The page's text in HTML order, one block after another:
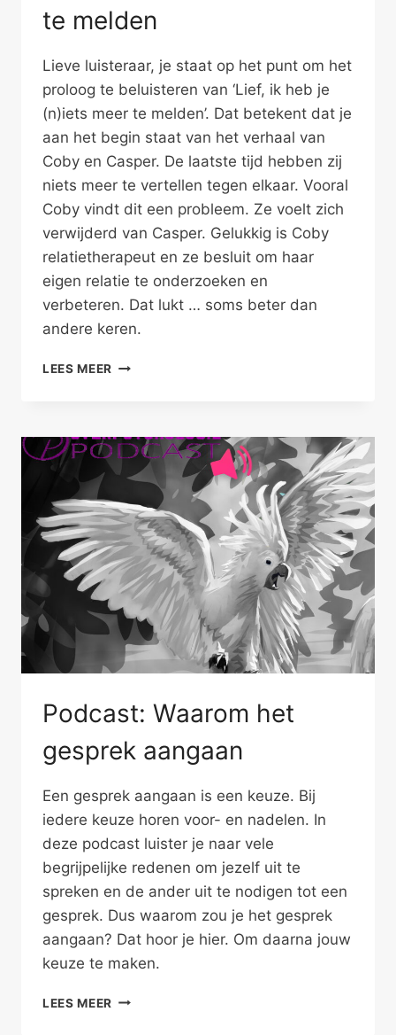
te melden
Lieve luisteraar, je staat op het punt om het
proloog te beluisteren van ‘Lief, ik heb je
(n)iets meer te melden’. Dat betekent dat je
aan het begin staat van het verhaal van
Coby en Casper. De laatste tijd hebben zij
niets meer te vertellen tegen elkaar. Vooral
Coby vindt dit een probleem. Ze voelt zich
verwijderd van Casper. Gelukkig is Coby
relatietherapeut en ze besluit om haar
eigen relatie te onderzoeken en
verbeteren. Dat lukt … soms beter dan
andere keren.
LEES MEER LIEF,
(N)IETS
MEER
TE
MELDEN
Podcast: Waarom het
gesprek aangaan
Een gesprek aangaan is een keuze. Bij
iedere keuze horen voor- en nadelen. In
deze podcast luister je naar vele
begrijpelijke redenen om jezelf uit te
spreken en de ander uit te nodigen tot een
gesprek. Dus waarom zou je het gesprek
aangaan? Dat hoor je hier. Om daarna jouw
keuze te maken.
LEES MEER PODCAST: